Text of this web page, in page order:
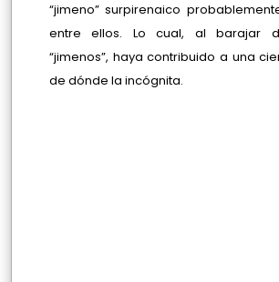
“jimeno” surpirenaico
entre ellos. Lo cual, al barajar
“jimenos”, haya contribuido a una
de dónde la incógnita.